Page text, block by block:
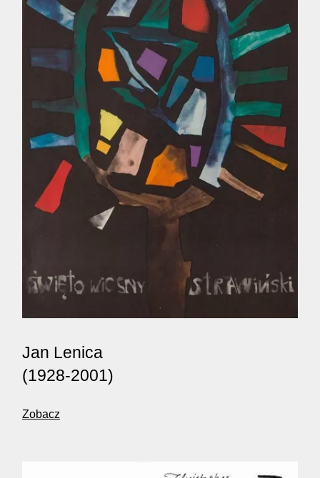
Jan Lenica
(1928-2001)
Zobacz